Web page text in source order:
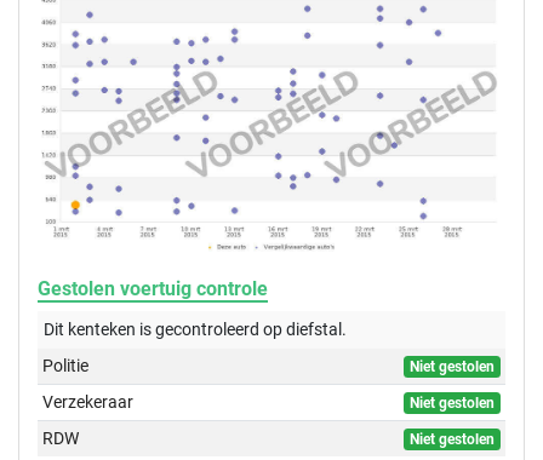
Gestolen voertuig controle
Dit kenteken is gecontroleerd opdiefstal.
Politie
Niet gestolen
Verzekeraar Niet gestolen
RDW Niet gestolen